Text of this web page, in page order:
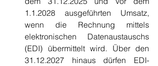
1.1.2028 ausgeführten Umsatz,
wenn die Rechnung mittels
elektronischen Datenaustauschs
(EDI) übermittelt wird. Über den
31.12.2027 hinaus dürfen EDI-